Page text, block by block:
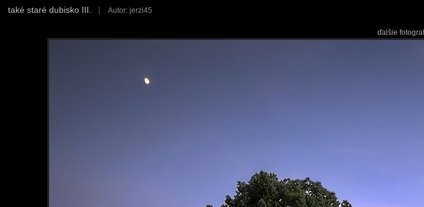
také staré dubisko III. | Autor: jerzi45
ďalšie